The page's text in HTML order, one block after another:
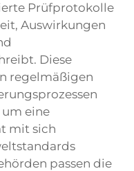
Prüfprotokolle
Auswirkungen
Diese
regelmäßigen
eine
mit sich
passen die